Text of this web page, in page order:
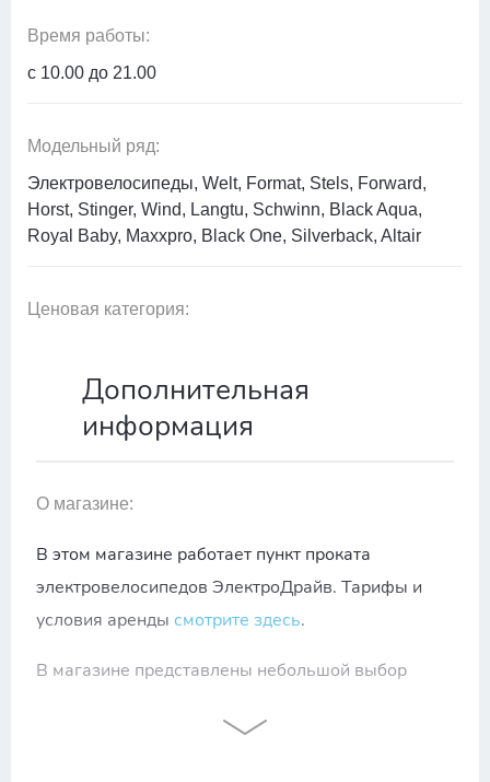
Время работы:
с 10.00 до 21.00
Модельный ряд:
Электровелосипеды, Welt, Format, Stels, Forward,
Horst, Stinger, Wind, Langtu, Schwinn, Black Aqua,
Royal Baby, Maxxpro, Black One, Silverback, Altair
Ценовая категория:
Дополнительная
информация
О магазине:
В этом магазине работает пункт проката
электровелосипедов ЭлектроДрайв. Тарифы и
условия аренды смотрите здесь.
В магазине представлены небольшой выбор
100 000 рублей. Здесь вы найдете мужские,